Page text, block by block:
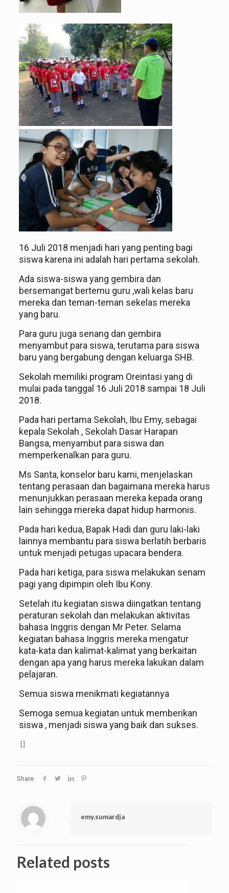
16 Juli 2018 menjadi hari yang penting bagi
siswa karena ini adalah hari pertama sekolah.
Ada siswa-siswa yang gembira dan
bersemangat bertemu guru ,wali kelas baru
mereka dan teman-teman sekelas mereka
yang baru.
Para guru juga senang dan gembira
menyambut para siswa, terutama para siswa
baru yang bergabung dengan keluarga SHB.
Sekolah memiliki program Oreintasi yang di
mulai pada tanggal 16 Juli 2018 sampai 18 Juli
2018.
Pada hari pertama Sekolah, Ibu Emy, sebagai
kepala Sekolah , Sekolah Dasar Harapan
Bangsa, menyambut para siswa dan
memperkenalkan para guru.
Ms Santa, konselor baru kami, menjelaskan
tentang perasaan dan bagaimana mereka harus
menunjukkan perasaan mereka kepada orang
lain sehingga mereka dapat hidup harmonis.
Pada hari kedua, Bapak Hadi dan guru laki-laki
lainnya membantu para siswa berlatih berbaris
untuk menjadi petugas upacara bendera.
Pada hari ketiga, para siswa melakukan senam
pagi yang dipimpin oleh Ibu Kony.
Setelah itu kegiatan siswa diingatkan tentang
peraturan sekolah dan melakukan aktivitas
bahasa Inggris dengan Mr Peter. Selama
kegiatan bahasa Inggris mereka mengatur
kata-kata dan kalimat-kalimat yang berkaitan
dengan apa yang harus mereka lakukan dalam
pelajaran.
Semua siswa menikmati kegiatannya
Semoga semua kegiatan untuk memberikan
siswa , menjadi siswa yang baik dan sukses.
[:]
Share
emy.sumardja
Related posts